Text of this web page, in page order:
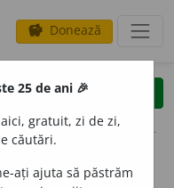
savings Donează
clear
opțiuni
25 de ani 🎉
gratuit, zi de zi,
căutări.
ați ajuta să păstrăm